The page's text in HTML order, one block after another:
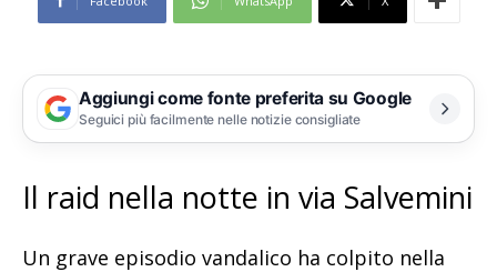
Aggiungi come fonte preferita su Google
Seguici più facilmente nelle notizie consigliate
Il raid nella notte in via Salvemini
Un grave episodio vandalico ha colpito nella